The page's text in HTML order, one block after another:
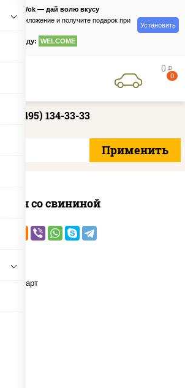
— дай волю вкусу
приложение и получите подарок при
WELCOME
Установить
0 руб
0
+7 (495) 134-33-33
Тяхан со свининой